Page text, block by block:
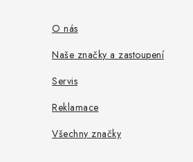
O nás
Naše značky a zastoupení
Servis
Reklamace
Všechny značky